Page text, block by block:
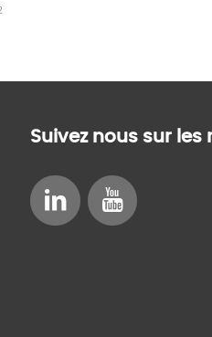
Suivez nous sur les